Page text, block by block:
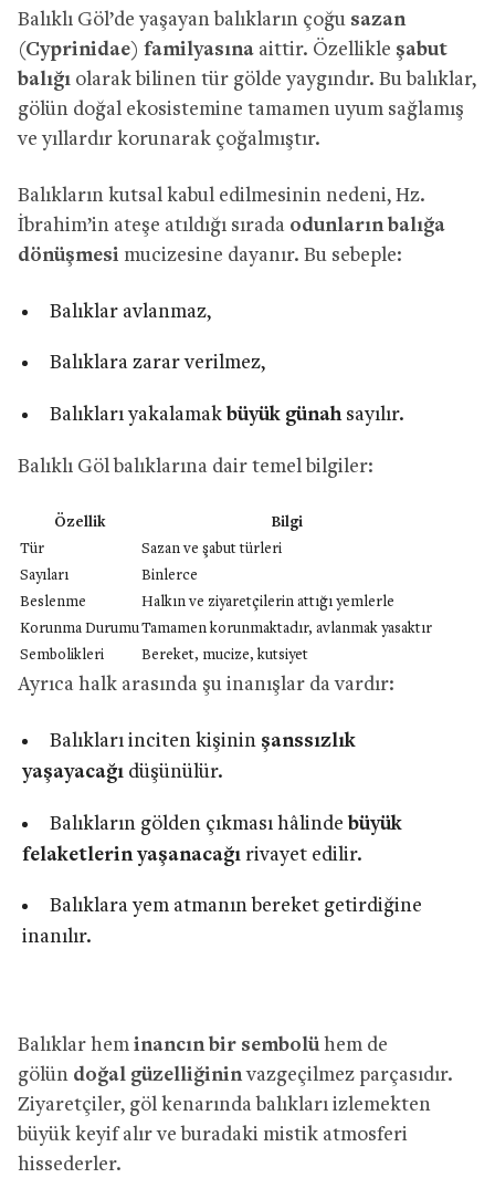
Balıklı Göl’de yaşayan balıkların çoğu sazan
(Cyprinidae) familyasına aittir. Özellikle şabut
balığı olarak bilinen tür gölde yaygındır. Bu balıklar,
gölün doğal ekosistemine tamamen uyum sağlamış
ve yıllardır korunarak çoğalmıştır.
Balıkların kutsal kabul edilmesinin nedeni, Hz.
İbrahim’in ateşe atıldığı sırada odunların balığa
dönüşmesi mucizesine dayanır. Bu sebeple:
Balıklar avlanmaz,
Balıklara zarar verilmez,
Balıkları yakalamak büyük günahsayılır.
Balıklı Göl balıklarına dair temel bilgiler:
Özellik
Bilgi
Tür
Sazan ve şabut türleri
Sayıları
Binlerce
Beslenme
Halkın ve ziyaretçilerin attığı yemlerle
Korunma DurumuTamamen korunmaktadır, avlanmak yasaktır
Sembolikleri
Bereket, mucize, kutsiyet
Ayrıca halk arasında şu inanışlar da vardır:
Balıkları inciten kişinin şanssızlık
yaşayacağı düşünülür.
Balıkların gölden çıkması hâlinde büyük
felaketlerin yaşanacağı rivayet edilir.
Balıklara yem atmanın bereket getirdiğine
inanılır.
Balıklar hem inancın bir sembolühem de
gölün doğal güzelliğininvazgeçilmez parçasıdır.
Ziyaretçiler, göl kenarında balıkları izlemekten
büyük keyif alır ve buradaki mistik atmosferi
hissederler.